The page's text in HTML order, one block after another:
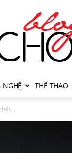
NGHỆ THỂ THAO